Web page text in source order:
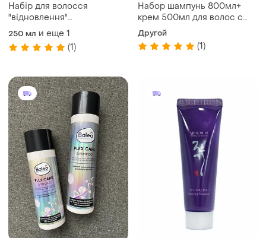
Набір для волосся
"відновлення"
reconstruction шампунь та
кондиціонер
250 мл и еще 1
(1)
Набор шампунь 800мл+
крем 500мл для волос с
протеинами, rain
Другой
(1)